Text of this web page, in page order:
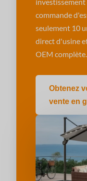
investissement
commande
seulement 10
direct d'usine
OEM complète.
Obtenez
vente en